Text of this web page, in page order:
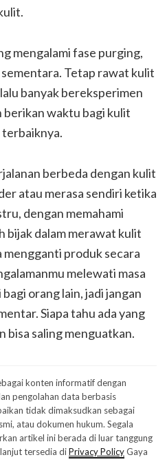
mengalami fase purging,
Tetap rawat kulit
banyak bereksperimen
berikan waktu bagi kulit
terbaiknya.
berbeda dengan kulit
atau merasa sendiri ketika
dengan memahami
bijak dalam merawat kulit
produk secara
melewati masa
orang lain, jadi jangan
Siapa tahu ada yang
bisa saling menguatkan.
konten informatif dengan
pengolahan data berbasis
tidak dimaksudkan sebagai
atau dokumen hukum. Segala
artikel ini berada di luar tanggung
tersedia diPrivacy PolicyGaya